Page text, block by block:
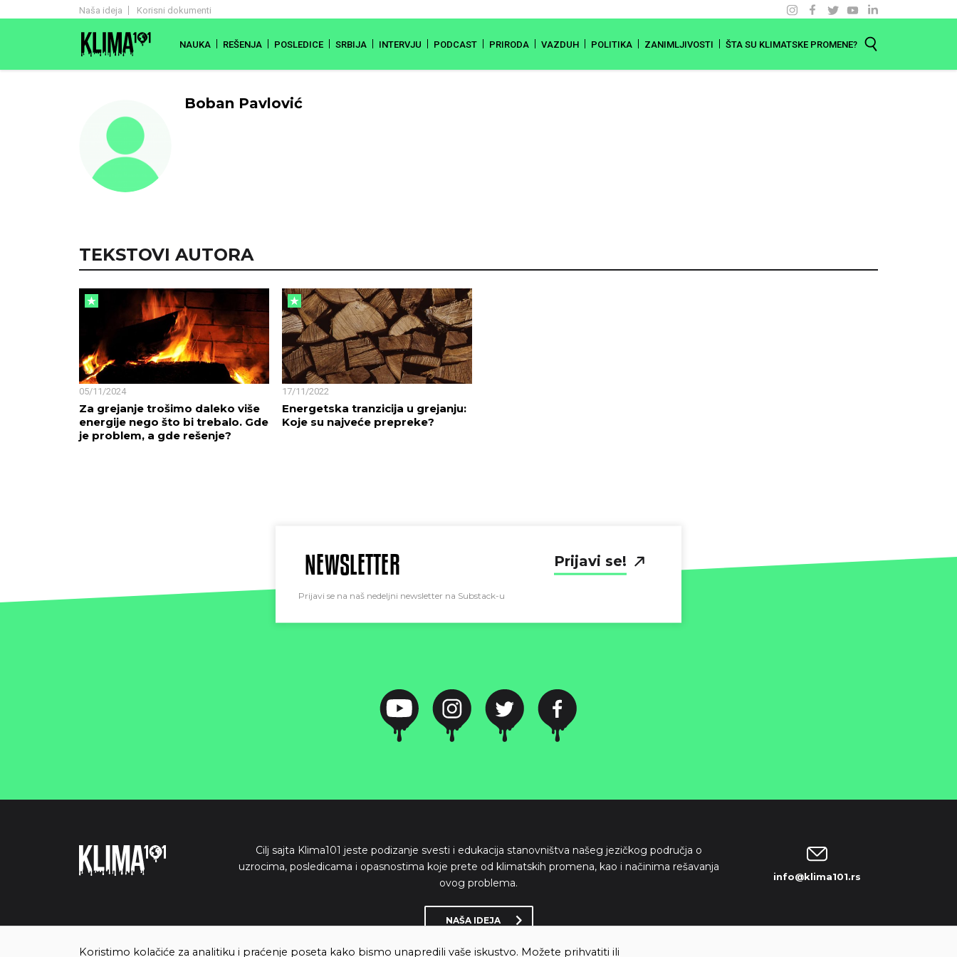
Naša ideja Korisni dokumenti
NAUKA REŠENJA POSLEDICE SRBIJA INTERVJU PODCAST PRIRODA VAZDUH POLITIKA ZANIMLJIVOSTI ŠTA SU KLIMATSKE PROMENE?
Boban Pavlović
TEKSTOVI AUTORA
05/11/2024
Za grejanje trošimo daleko više
energije nego što bi trebalo. Gde
je problem, a gde rešenje?
17/11/2022
Energetska tranzicija u grejanju:
Koje su najveće prepreke?
NEWSLETTER Prijavi se!
Prijavi se na naš nedeljni newsletter na Substack-u
Cilj sajta Klima101 jeste podizanje svesti i edukacija stanovništva našeg jezičkog područja o
uzrocima, posledicama i opasnostima koje prete od klimatskih promena, kao i načinima rešavanja
ovog problema.
info@klima101.rs
NAŠA IDEJA
Koristimo kolačiće za analitiku i praćenje poseta kako bismo unapredili vaše iskustvo. Možete prihvatiti ili